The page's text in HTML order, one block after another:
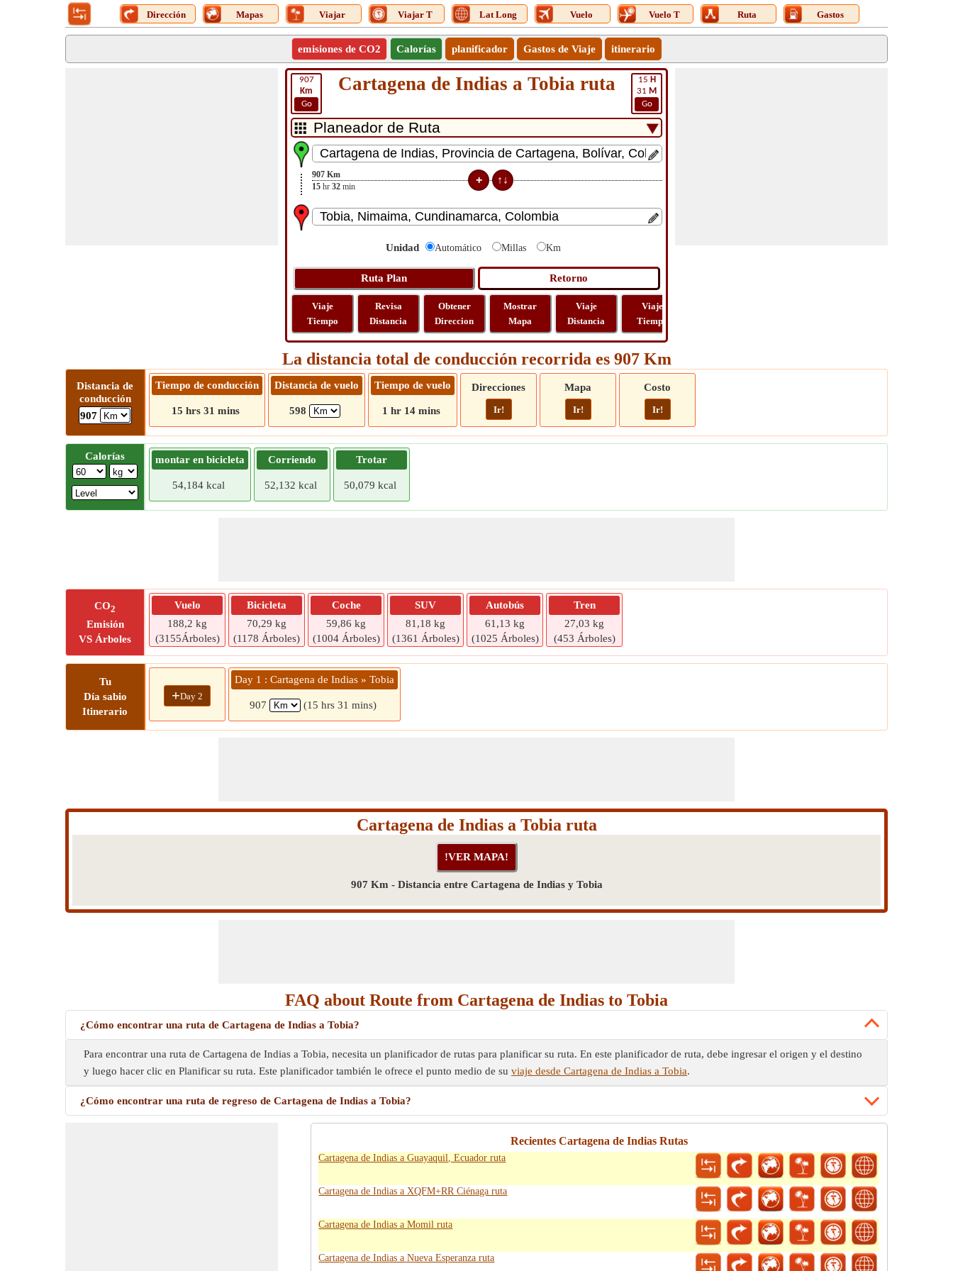
Dirección Mapas Viajar Viajar T Lat Long Vuelo Vuelo T Ruta Gastos
emisiones de CO2 Calorías planificador Gastos de Viaje itinerario
907
Km
Go
15 H
31 M
Go
Cartagena de Indias a Tobia ruta
907 Km
15 hr 32 min
Unidad Automático Millas Km
Viaje
Tiempo
Revisa
Distancia
Obtener
Direccion
Mostrar
Mapa
Viaje
Distancia
Viaje
Tiempo
La distancia total de conducción recorrida es 907 Km
Distancia de
conducción
907
Tiempo de conducción
15 hrs 31 mins
Distancia de vuelo
598
Tiempo de vuelo
1 hr 14 mins
Direcciones
Ir!
Mapa
Ir!
Costo
Ir!
Calorías montar en bicicleta
54,184 kcal
Corriendo
52,132 kcal
Trotar
50,079 kcal
CO2
Emisión
VS Árboles
Vuelo
188,2 kg
(3155Árboles)
Bicicleta
70,29 kg
(1178 Árboles)
Coche
59,86 kg
(1004 Árboles)
SUV
81,18 kg
(1361 Árboles)
Autobús
61,13 kg
(1025 Árboles)
Tren
27,03 kg
(453 Árboles)
Tu
Día sabio
Itinerario
+Day 2
Day 1 : Cartagena de Indias » Tobia
907 (15 hrs 31 mins)
Cartagena de Indias a Tobia ruta
907 Km - Distancia entre Cartagena de Indias y Tobia
FAQ about Route from Cartagena de Indias to Tobia
¿Cómo encontrar una ruta de Cartagena de Indias a Tobia?
Para encontrar una ruta de Cartagena de Indias a Tobia, necesita un planificador de rutas para planificar su ruta. En este planificador de ruta, debe ingresar el origen y el destino
y luego hacer clic en Planificar su ruta. Este planificador también le ofrece el punto medio de su viaje desde Cartagena de Indias a Tobia.
¿Cómo encontrar una ruta de regreso de Cartagena de Indias a Tobia?
Recientes Cartagena de Indias Rutas
Cartagena de Indias a Guayaquil, Ecuador ruta
Cartagena de Indias a XQFM+RR Ciénaga ruta
Cartagena de Indias a Momil ruta
Cartagena de Indias a Nueva Esperanza ruta